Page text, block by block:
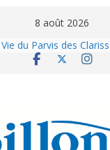
8 août 2026
Vie du Parvis des
La brochure « Des
Splendeurs murales de
Abonnez-vous !